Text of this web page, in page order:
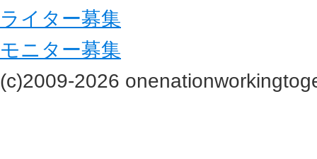
ライター募集
モニター募集
(c)2009-2026